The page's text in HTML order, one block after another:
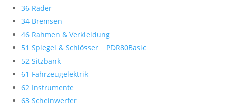
36 Räder
34 Bremsen
46 Rahmen & Verkleidung
51 Spiegel & Schlösser __PDR80Basic
52 Sitzbank
61 Fahrzeugelektrik
62 Instrumente
63 Scheinwerfer